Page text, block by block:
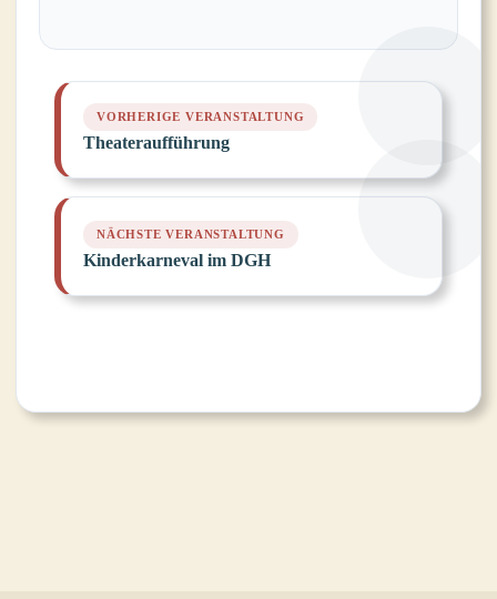
Theateraufführung
Kinderkarneval im DGH